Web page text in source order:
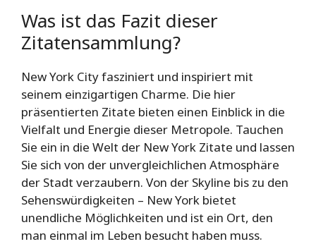
Was ist das Fazit dieser
Zitatensammlung?
New York City fasziniert und inspiriert mit
seinem einzigartigen Charme. Die hier
präsentierten Zitate bieten einen Einblick in die
Vielfalt und Energie dieser Metropole. Tauchen
Sie ein in die Welt der New York Zitate und lassen
Sie sich von der unvergleichlichen Atmosphäre
der Stadt verzaubern. Von der Skyline bis zu den
Sehenswürdigkeiten – New York bietet
unendliche Möglichkeiten und ist ein Ort, den
man einmal im Leben besucht haben muss.